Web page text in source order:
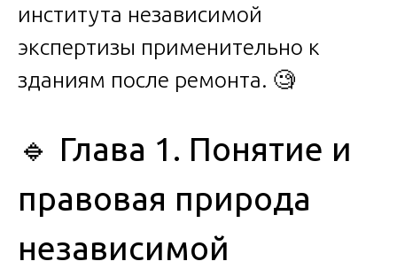
института независимой
экспертизы применительно к
зданиям после ремонта. 🧐
🔹 Глава 1. Понятие и
правовая природа
независимой